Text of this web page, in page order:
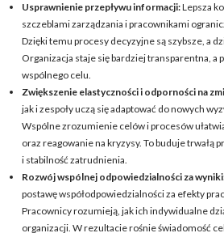
Usprawnienie przepływu informacji:Lepsza
szczeblami zarządzania i pracownikami
Dzięki temu procesy decyzyjne są szybsze, a
Organizacja staje się bardziej transparentna, a
wspólnego celu.
Zwiększenie elastyczności i odporności na
jak i zespoły uczą się adaptować do nowych
Wspólne zrozumienie celów i procesów
oraz reagowanie na kryzysy. To buduje trwałą
i stabilność zatrudnienia.
Rozwój wspólnej odpowiedzialności za
postawę współodpowiedzialności za efekty
Pracownicy rozumieją, jak ich indywidualne
organizacji. W rezultacie rośnie świadomość